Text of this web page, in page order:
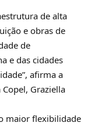
de alta
e obras de
de
e das cidades
afirma a
Graziella
maior flexibilidade